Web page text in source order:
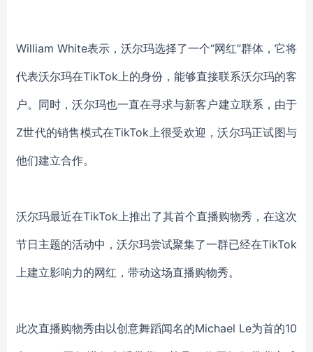
William White表示， 沃尔玛选择了一个“网红”群体，它将
代表沃尔玛在TikTok上的身份，能够直接联系沃尔玛的客
户。 同时 ，沃尔玛也一直在寻求与新客户建立联系， 由于
Z世代的销售模式在TikTok上很受欢迎，沃尔玛正试图与
他们建立合作。
沃尔玛最近在TikTok上推出了其首个直播购物秀 ， 在这次
节日主题的活动中 ， 沃尔玛尝试聚集了一群已经在TikTok
上建立影响力的网红 ， 带动这场直播购物秀。
此次直播购物秀由以创意舞蹈闻名的Michael Le为首的10